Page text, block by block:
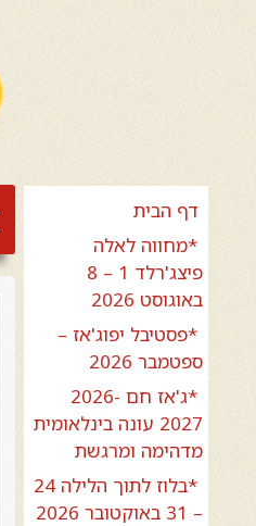
דף הבית
*מחווה לאלה
פיצג'רלד 1 – 8
באוגוסט 2026
*פסטיבל יפוג'אז –
ספטמבר 2026
*ג'אז חם 2026-
2027 עונה בינלאומית
מדהימה ומרגשת
*בלוז לתוך הלילה 24
– 31 באוקטובר 2026